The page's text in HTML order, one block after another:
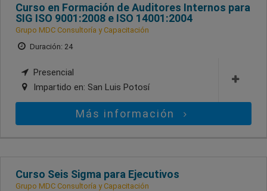
Curso en Formación de Auditores Internos para
SIG ISO 9001:2008 e ISO 14001:2004
Grupo MDC Consultoría y Capacitación
Duración: 24
Presencial
Impartido en: San Luis Potosí
Más información
Curso Seis Sigma para Ejecutivos
Grupo MDC Consultoría y Capacitación